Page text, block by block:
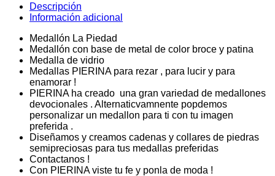
Descripción
Información adicional
Medallón La Piedad
Medallón con base de metal de color broce y patina
Medalla de vidrio
Medallas PIERINA para rezar , para lucir y para
enamorar !
PIERINA ha creado una gran variedad de medallones
devocionales . Alternaticvamnente popdemos
personalizar un medallon para ti con tu imagen
preferida .
Diseñamos y creamos cadenas y collares de piedras
semipreciosas para tus medallas preferidas
Contactanos !
Con PIERINA viste tu fe y ponla de moda !